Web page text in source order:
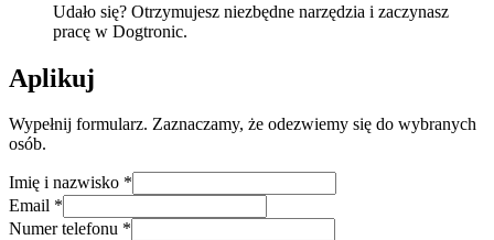
Udało się? Otrzymujesz niezbędne narzędzia i zaczynasz
pracę w Dogtronic.
Aplikuj
Wypełnij formularz. Zaznaczamy, że odezwiemy się do wybranych
osób.
Imię i nazwisko *
Email *
Numer telefonu *